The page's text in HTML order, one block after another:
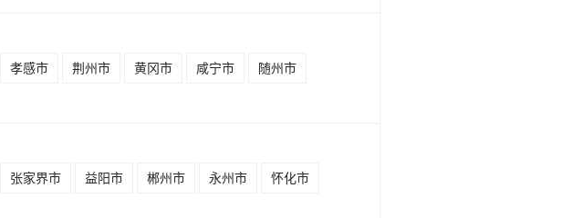
孝感市 荆州市 黄冈市 咸宁市
随州市
张家界市 益阳市 郴州市 永州市
怀化市